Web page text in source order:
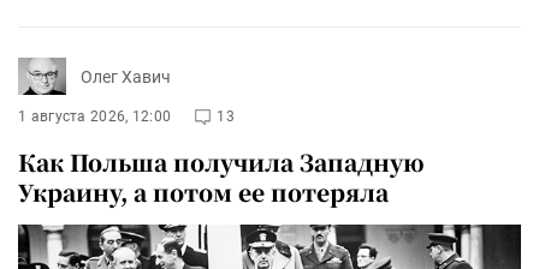
Олег Хавич
1 августа 2026, 12:00 13
Как Польша получила Западную
Украину, а потом ее потеряла